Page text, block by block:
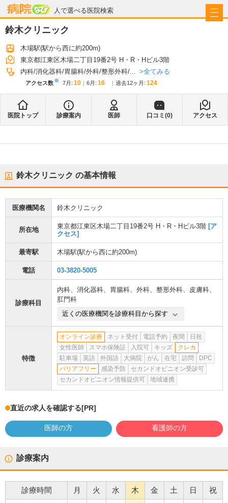
人で選べる医院検索
病院なび
鈴木クリニック
木場駅(駅から西に約200m)
東京都江東区木場二丁目19番2号 H・R・Hビル3階
内科 消化器科 胃腸科 外科 整形外科 ... 全てみる
アクセス数※ 7月 : 10 6月 : 16 過去12ヶ月: 124
医院トップ 診療案内 医師 口コミ(0) アクセス
鈴木クリニック の基本情報
医療機関名 鈴木クリニック
所在地 東京都江東区木場二丁目19番2号 H・R・Hビル3階 [ア
クセス]
最寄駅 木場駅(駅から西に約200m)
電話 03-3820-5005
診療科目
内科、 消化器科、 胃腸科、 外科、 整形外科、 皮膚科、
肛門科
近くの医療機関を診療科目から探す
特徴
オンライン診療 ネット受付 電話予約 夜間
日祝
女性医師
スマホ保険証 入院可 キッズ
クレカ
駐車場
英語 外国語 大病院 がん 在宅 訪問
DPC
バリアフリー
感染予防
セカンドオピニオン受診可
セカンドオピニオン情報提供可
地域連携
直近の求人を確認する[PR]
医師の方 看護師の方
診療案内
診療時間 月 火 水 木 金 土 日 祝